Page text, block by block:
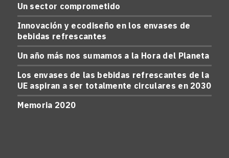
Un sector comprometido
Innovación y ecodiseño en los envases de
bebidas refrescantes
Un año más nos sumamos a la Hora del Planeta
Los envases de las bebidas refrescantes de la
UE aspiran a ser totalmente circulares en 2030
Memoria 2020